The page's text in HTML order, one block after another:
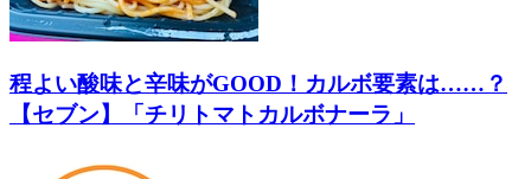
程よい酸味と辛味がGOOD！カルボ要素は……？
【セブン】「チリトマトカルボナーラ」